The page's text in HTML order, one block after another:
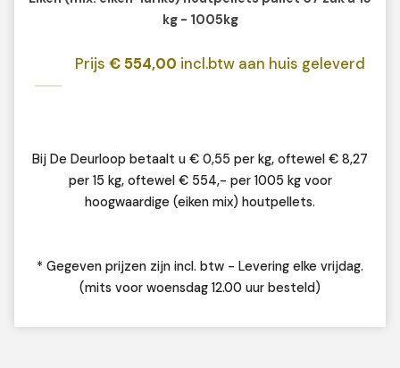
kg - 1005kg
Prijs € 554,00 incl.btw aan huis geleverd
Bij De Deurloop betaalt u € 0,55 per kg, oftewel € 8,27
per 15 kg, oftewel € 554,- per 1005 kg voor
hoogwaardige (eiken mix) houtpellets.
* Gegeven prijzen zijn incl. btw - Levering elke vrijdag.
(mits voor woensdag 12.00 uur besteld)